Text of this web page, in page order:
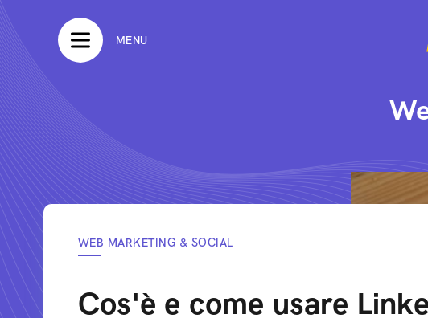
MENU
WEB MARKETING & SOCIAL
Cos'è e come usare